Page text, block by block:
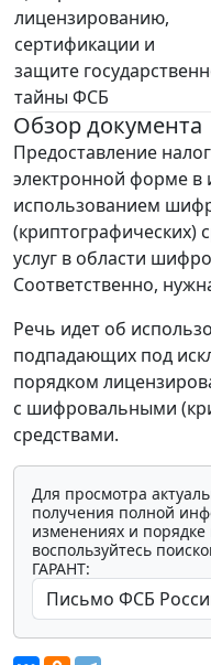
лицензированию,
сертификации и
защите
тайны ФСБ
Обзор документа
Предоставление
электронной форме в
использованием
(криптографических)
услуг в области
Соответственно,
Речь идет об
подпадающих под
порядком
с шифровальными
средствами.
Для просмотра
получения полной
изменениях и
воспользуйтесь
ГАРАНТ: